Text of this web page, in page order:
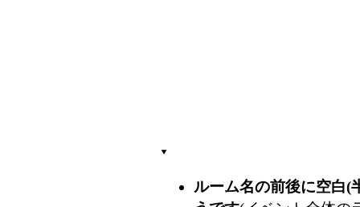
ルーム名の前後に空白(